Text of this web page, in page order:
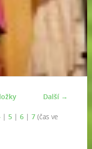
Další →
| 5 | 6 | 7 (čas ve